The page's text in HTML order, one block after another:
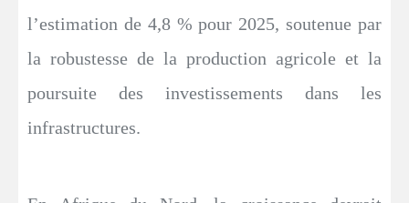
l’estimation de 4,8 % pour 2025, soutenue par
la robustesse de la production agricole et la
poursuite des investissements dans les
infrastructures.